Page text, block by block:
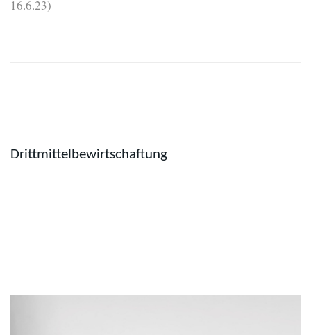
16.6.23)
Drittmittelbewirtschaftung